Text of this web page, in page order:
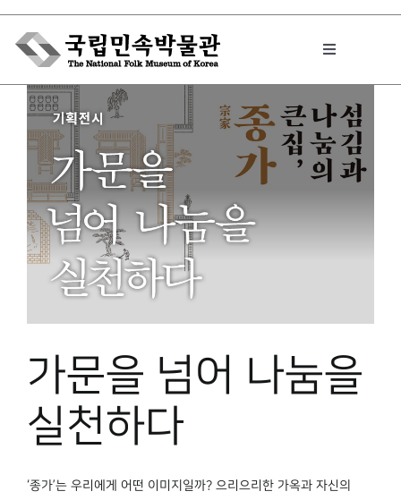
Skip
content
Toggle
박물관에서는
민속이야기
민속 인사이드
박물관 홈페이지
가문을 넘어 나눔을
실천하다
‘종가’는 우리에게 어떤 이미지일까? 으리으리한 가옥과 자신의